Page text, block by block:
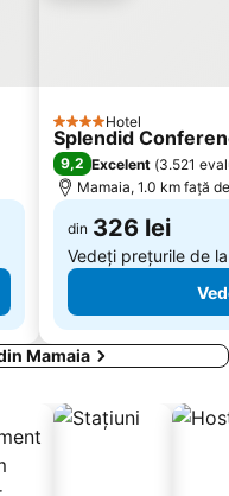
4 SteleHotel
Splendid
9,2 Excelent (3.521
Mamaia, 1.0 km faţă
din 326 lei
Vedeți prețurile de
Mamaia